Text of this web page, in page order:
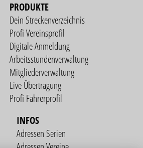
PRODUKTE
Dein Streckenverzeichnis
Profi Vereinsprofil
Digitale Anmeldung
Arbeitsstundenverwaltung
Mitgliederverwaltung
Live Übertragung
Profi Fahrerprofil
INFOS
Adressen Serien